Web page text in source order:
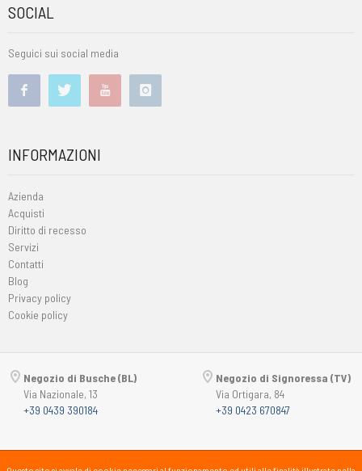
SOCIAL
Seguici sui social media
INFORMAZIONI
Azienda
Acquisti
Diritto di recesso
Servizi
Contatti
Blog
Privacy policy
Cookie policy
Negozio di Busche (BL)
Via Nazionale, 13
+39 0439 390184
Negozio di Signoressa (TV)
Via Ortigara, 84
+39 0423 670847